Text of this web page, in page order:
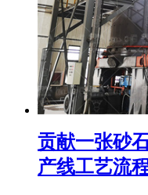
贡献一张砂
产线工艺流